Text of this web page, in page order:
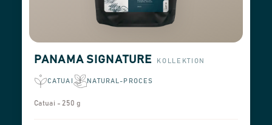
PANAMA SIGNATURE KOLLEKTION
CATUAI NATURAL-PROCES
Catuai - 250 g